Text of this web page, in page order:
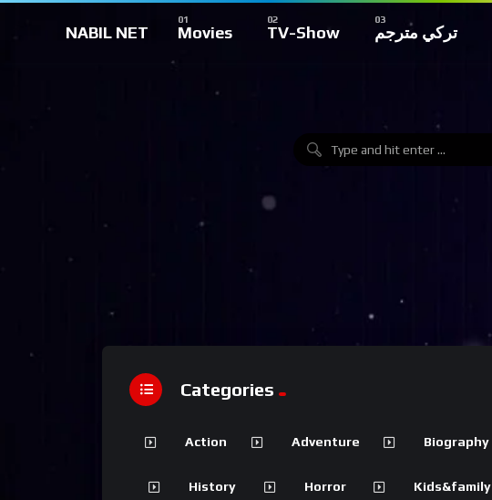
NABIL NET Movies TV-Show تركي مترجم
Categories
Action Adventure Biography
History Horror Kids&family